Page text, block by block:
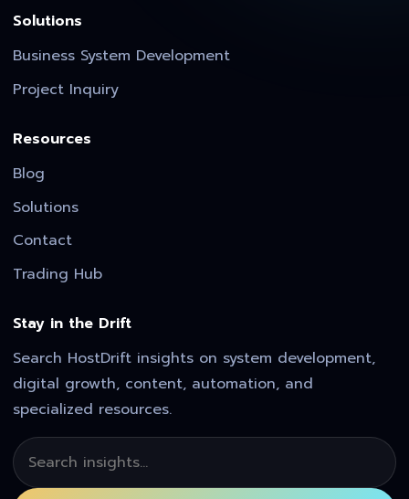
Solutions
Business System Development
Project Inquiry
Resources
Blog
Solutions
Contact
Trading Hub
Stay in the Drift
Search HostDrift insights on system development,
digital growth, content, automation, and
specialized resources.
Search